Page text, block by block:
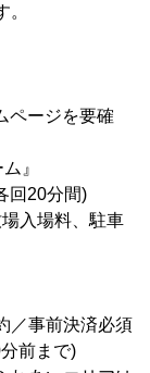
ページを要確
』
回20分間)
入場料、駐車
／事前決済必須
前まで)